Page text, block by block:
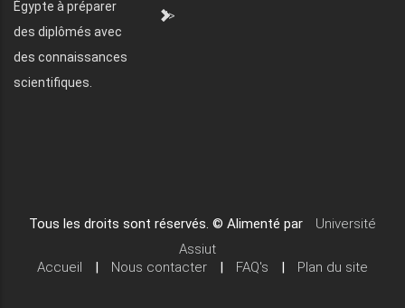
Égypte à préparer
des diplômés avec
des connaissances
scientifiques.
">
Tous les droits sont réservés. © Alimenté par
Université
Assiut
Accueil
| Nous contacter | FAQ's | Plan du site